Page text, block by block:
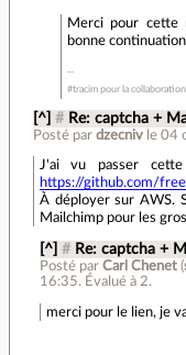
Merci pour cette
bonne
#tracim pour la
[^] # Re: captcha +
Posté par dzecniv le 04
J'ai vu passer
https://github.com/
À déployer sur AWS.
Mailchimp pour les
[^] # Re: captcha +
Posté parCarl Chenet (
16:35. Évalué à 2.
merci pour le lien, je